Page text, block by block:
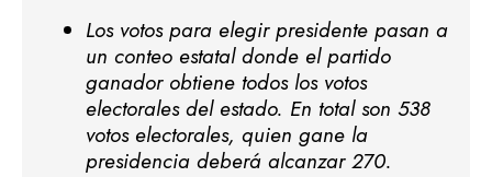
Los votos para elegir presidente pasan a
un conteo estatal donde el partido
ganador obtiene todos los votos
electorales del estado. En total son 538
votos electorales, quien gane la
presidencia deberá alcanzar 270.